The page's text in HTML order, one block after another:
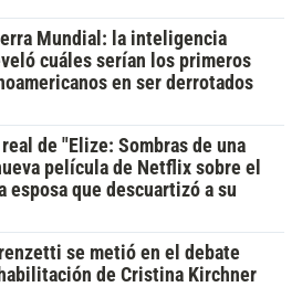
Mundial: la inteligencia
cuáles serían los primeros
en ser derrotados
de "Elize: Sombras de una
película de Netflix sobre el
esposa que descuartizó a su
se metió en el debate
de Cristina Kirchner